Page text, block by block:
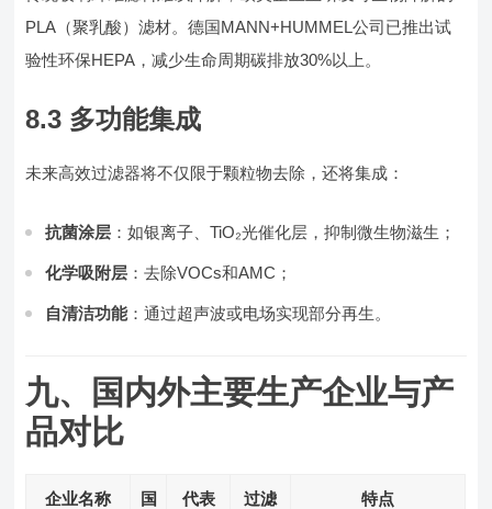
PLA（聚乳酸）滤材。德国MANN+HUMMEL公司已推出试
验性环保HEPA，减少生命周期碳排放30%以上。
8.3 多功能集成
未来高效过滤器将不仅限于颗粒物去除，还将集成：
抗菌涂层 ：如银离子、TiO₂光催化层，抑制微生物滋生；
化学吸附层 ：去除VOCs和AMC；
自清洁功能：通过超声波或电场实现部分再生。
九、国内外主要生产企业与产
品对比
企业名称
国
代表
过滤
特点